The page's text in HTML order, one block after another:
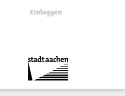
Einloggen